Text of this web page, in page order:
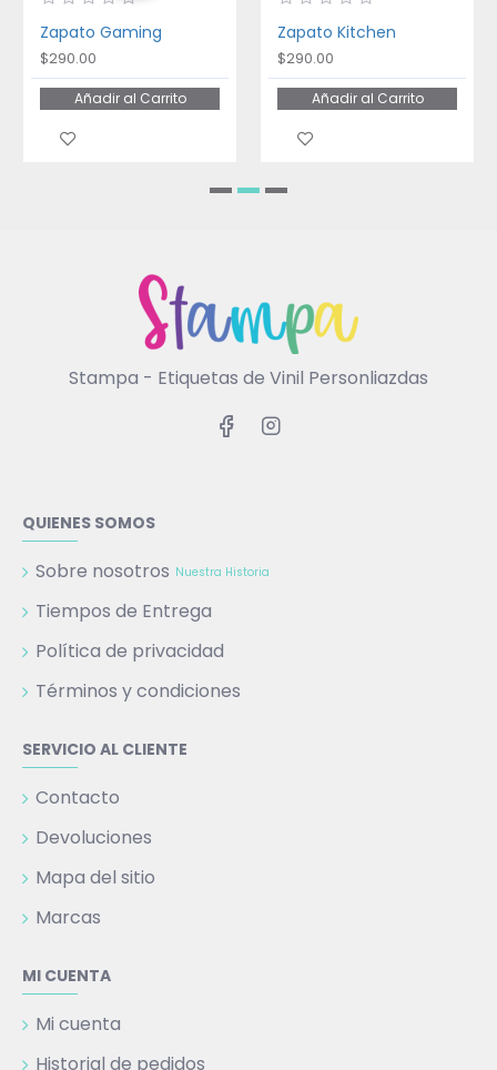
Zapato Gaming
$290.00
Añadir al Carrito
Zapato Kitchen
$290.00
Añadir al Carrito
Stampa - Etiquetas de Vinil Personliazdas
QUIENES SOMOS
Sobre nosotros Nuestra Historia
Tiempos de Entrega
Política de privacidad
Términos y condiciones
SERVICIO AL CLIENTE
Contacto
Devoluciones
Mapa del sitio
Marcas
MI CUENTA
Mi cuenta
Historial de pedidos